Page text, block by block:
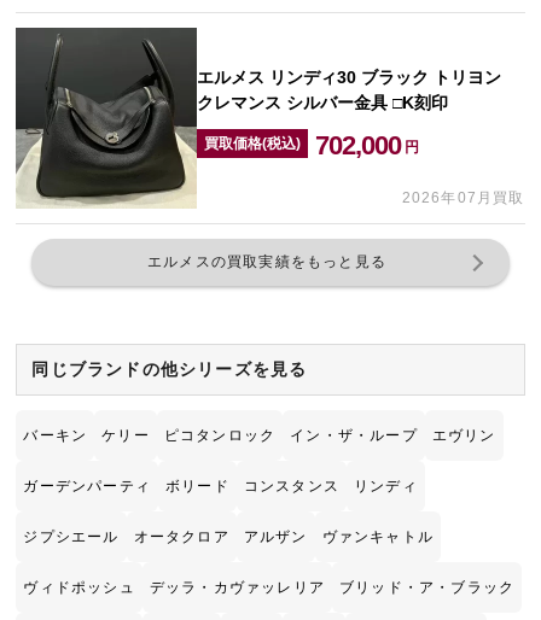
エルメス リンディ30 ブラック トリヨン
クレマンス シルバー金具 □K刻印
買取価格(税込) 702,000 円
2026年07月買取
エルメスの買取実績をもっと見る
同じブランドの他シリーズを見る
バーキン ケリー ピコタンロック イン・ザ・ループ エヴリン
ガーデンパーティ ボリード コンスタンス リンディ
ジプシエール オータクロア アルザン ヴァンキャトル
ヴィドポッシュ デッラ・カヴァッレリア ブリッド・ア・ブラック